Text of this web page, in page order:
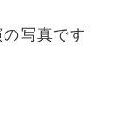
写真です